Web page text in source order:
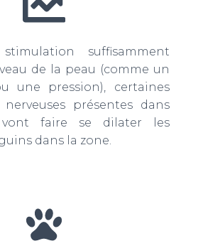
suffisamment
de la peau (comme un
une pression), certaines
présentes dans
faire se dilater les
dans la zone.